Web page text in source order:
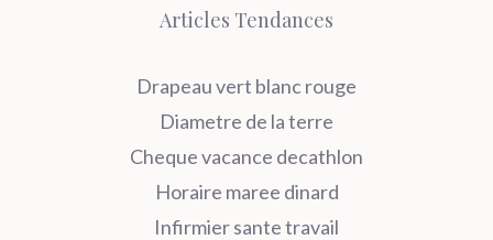
Articles Tendances
Drapeau vert blanc rouge
Diametre de la terre
Cheque vacance decathlon
Horaire maree dinard
Infirmier sante travail